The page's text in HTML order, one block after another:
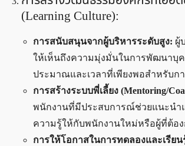
(Learning Culture):
การสนับสนุนจากผู้บริหารระดับสูง: ผู้
ให้เห็นถึงความมุ่งมั่นในการพัฒนาบุค
ประมาณและเวลาที่เพียงพอสำหรับก
การสร้างระบบพี่เลี้ยง (Mentoring/
พนักงานที่มีประสบการณ์ช่วยแนะนำ
ความรู้ให้กับพนักงานใหม่หรือผู้ที่ต้อ
การให้โอกาสในการทดลองและเรีย